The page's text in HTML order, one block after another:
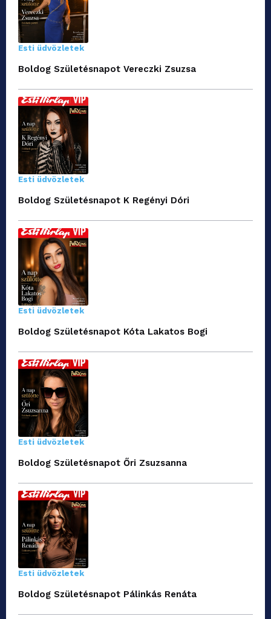
Esti üdvözletek
Boldog Születésnapot Vereczki Zsuzsa
Esti üdvözletek
Boldog Születésnapot K Regényi Dóri
Esti üdvözletek
Boldog Születésnapot Kóta Lakatos Bogi
Esti üdvözletek
Boldog Születésnapot Őri Zsuzsanna
Esti üdvözletek
Boldog Születésnapot Pálinkás Renáta